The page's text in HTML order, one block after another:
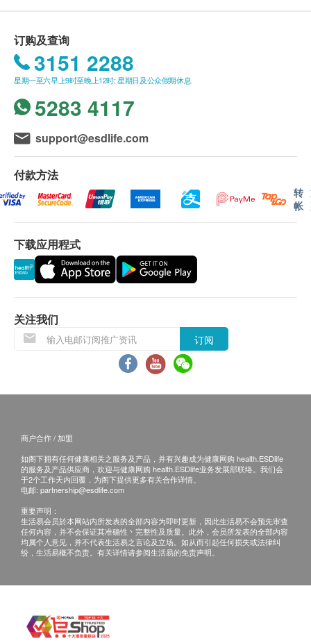
胆南星﹑薄荷﹑羌活﹑槟榔﹑蝉蜕﹑钩藤﹑天麻
购买 鴻運貿易(國際)有限公司 产品总额满
HK$500，即可享本地免费送货服务。 账单总额未
满HK$500需附加HK$30运费。
送货服务不适用于偏远地区及离岛(例如马湾、机
场、愉景湾、等地区)
我們將於確定訂單後1-3個工作天內安排發貨。
本公司之农历新年假期将会于2026年2月16日(年廿
九)至2月24日(年初八)休息9天。直至2月25日(年初九)
则一切正常运作。
农历新年送货安排:
廿五)
新年期间，客人可照常下单购物，惟于此日期后确
定之订单，将会于年假过后2月25日按下单时间先
不排除運送時間會因節日而有所影響。當八號烈風
訊號懸掛或黑色暴雨警告生效時，送貨服務時間將
所有訂單須視乎相關貨品的供應情況再作最後確
客再作安排。
退換條款：
當顧客收取已訂購之貨品時，有責任檢查貨品是否
有損毀情況，一經確認簽收，恕不接受退換。
退換產品必須包裝完整，如退換之產品有任何殘缺
或過期退回，供應商有權不受理。
正本，並於送貨後3個工作天內按下列方式聯絡 鴻
電郵: Marketing@Hungwin.net
订购及查询
3151 2288
星期一至六早上9时至晚上12时; 星期日及公众假期休息
5283 4117
support@esdlife.com
付款方法
转
帐
下载应用程式
关注我们
订阅
商户合作 / 加盟
如阁下拥有任何健康相关之服务及产品，并有兴趣成为健康网购 health.ESDlife
的服务及产品供应商，欢迎与健康网购 health.ESDlife业务发展部联络。我们会
于2个工作天内回覆，为阁下提供更多有关合作详情。
电邮: partnership@esdlife.com
重要声明：
生活易会员於本网站内所发表的全部内容为即时更新，因此生活易不会预先审查
任何内容，并不会保证其准确性丶完整性及质量。此外，会员所发表的全部内容
均属个人意见，并不代表生活易之言论及立场。如从而引起任何损失或法律纠
纷，生活易概不负责。有关详情请参阅生活易的免责声明。